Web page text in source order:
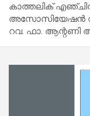
കാത്തലിക്
അസോസിയേഷന്‍
റവ. ഫാ. ആന്റണി